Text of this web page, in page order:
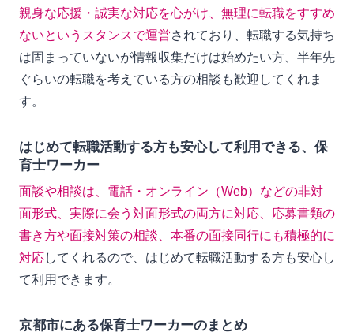
親身な応援・誠実な対応を心がけ、無理に転職をすすめ
ないというスタンスで運営されており、転職する気持ち
は固まっていないが情報収集だけは始めたい方、半年先
ぐらいの転職を考えている方の相談も歓迎してくれま
す。
はじめて転職活動する方も安心して利用できる、保
育士ワーカー
面談や相談は、電話・オンライン（Web）などの非対
面形式、実際に会う対面形式の両方に対応、応募書類の
書き方や面接対策の相談、本番の面接同行にも積極的に
対応してくれるので、はじめて転職活動する方も安心し
て利用できます。
京都市にある保育士ワーカーのまとめ